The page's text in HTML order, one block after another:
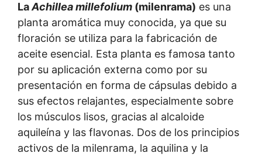
LaAchillea millefolium (milenrama) es una
planta aromática muy conocida, ya que su
floración se utiliza para la fabricación de
aceite esencial. Esta planta es famosa tanto
por su aplicación externa como por su
presentación en forma de cápsulas debido a
sus efectos relajantes, especialmente sobre
los músculos lisos, gracias al alcaloide
aquileína y las flavonas. Dos de los principios
activos de la milenrama, la aquilina y la